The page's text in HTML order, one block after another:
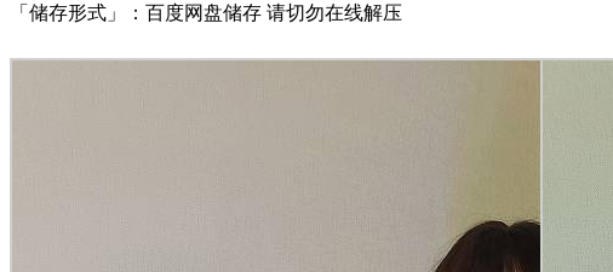
「储存形式」：百度网盘储存 请切勿在线解压